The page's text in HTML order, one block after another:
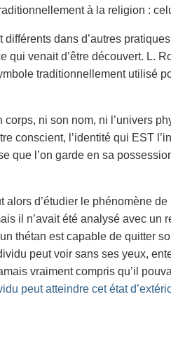
à la religion :
dans d’autres
qui venait d’être découvert. L.
tradi­tionnellement utilisé
ni son nom, ni l’univers
conscient, l’identité qui EST
que l’on garde en sa
d’étudier le phénomène
il n’avait été analysé avec un
thétan est capable de quitter
peut voir sans ses yeux,
vraiment compris qu’il
peut atteindre cet état